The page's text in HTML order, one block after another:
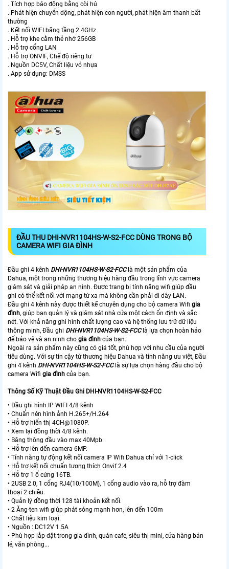
. Tích hợp báo động bằng còi hú
. Phát hiện chuyển động, phát hiện con người, phát hiện âm thanh bất
thường
. Kết nối WIFI băng tầng 2.4GHz
. Hỗ trợ khe cắm thẻ nhớ 256GB
. Hỗ trợ cổng LAN
. Hỗ trợ ONVIF, Chế độ riêng tư
. Nguồn DC5V, Chất liệu vỏ nhựa
. App sử dụng: DMSS
ĐẦU THU DHI-NVR1104HS-W-S2-FCC DÙNG TRONG BỘ
CAMERA WIFI GIA ĐÌNH
Đầu ghi 4 kênh DHI-NVR1104HS-W-S2-FCClà một sản phẩm của
Dahua, một trong những thương hiệu hàng đầu trong lĩnh vực camera
giám sát và giải pháp an ninh. Được trang bị tính năng wifi giúp đầu
ghi có thể kết nối với mạng từ xa mà không cần phải đi dây LAN.
Đầu ghi 4 kênh này được thiết kế chuyên dụng cho bộ camera Wifi gia
đình, giúp bạn quản lý và giám sát nhà cửa một cách ổn định và sắc
nét. Với khả năng ghi hình chất lượng cao và hệ thống lưu trữ dữ liệu
thông minh, Đầu ghi DHI-NVR1104HS-W-S2-FCClà lựa chọn hoàn hảo
để bảo vệ và an ninh cho gia đình của bạn.
Ngoài ra sản phẩm này cũng có giá tốt, phù hợp với nhu cầu của người
tiêu dùng. Với sự tin cậy từ thương hiệu Dahua và tính năng ưu việt, Đầu
ghi 4 kênh DHI-NVR1104HS-W-S2-FCClà sự lựa chọn hàng đầu cho bộ
camera Wifi gia đình của bạn.
Thông Số Kỹ Thuật Đầu Ghi DHI-NVR1104HS-W-S2-FCC
• Đầu ghi hình IP WIFI 4/8 kênh
• Chuẩn nén hình ảnh H.265+/H.264
• Hỗ trợ hiển thị 4CH@1080P.
• Xem lại đồng thời 4/8 kênh.
• Băng thông đầu vào max 40Mpb.
• Hỗ trợ lên đến camera 6MP.
• Tính năng tự động kết nối camera IP Wifi Dahua chỉ với 1-click
• Hỗ trợ kết nối chuẩn tương thích Onvif 2.4
• Hỗ trợ 1 ổ cứng 16TB.
• 2USB 2.0, 1 cổng RJ4(10/100M), 1 cổng audio vào ra, hỗ trợ đàm
thoại 2 chiều.
• Quản lý đồng thời 128 tài khoản kết nối.
• 2 Ăng-ten wifi giúp phát sóng mạnh hơn, lên đến 100m
• Chất liệu kim loại.
• Nguồn : DC12V 1.5A
• Phù hợp lắp đặt trong gia đình, quán cafe, siêu thị mini, cửa hàng bán
lẻ, văn phòng...